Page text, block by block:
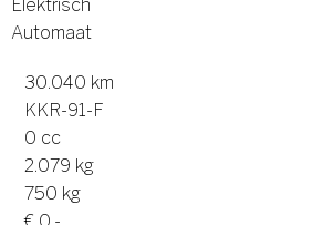
Elektrisch
Automaat
30.040 km
KKR-91-F
0 cc
2.079 kg
750 kg